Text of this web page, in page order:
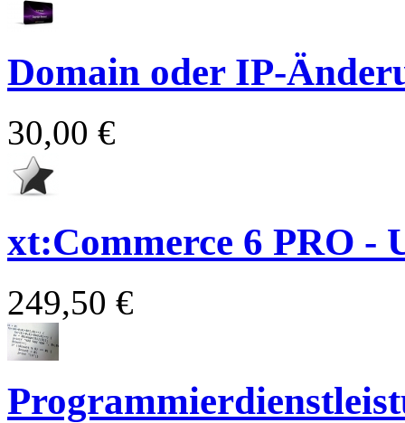
Domain oder IP-
30,00 €
xt:Commerce 6 PRO -
249,50 €